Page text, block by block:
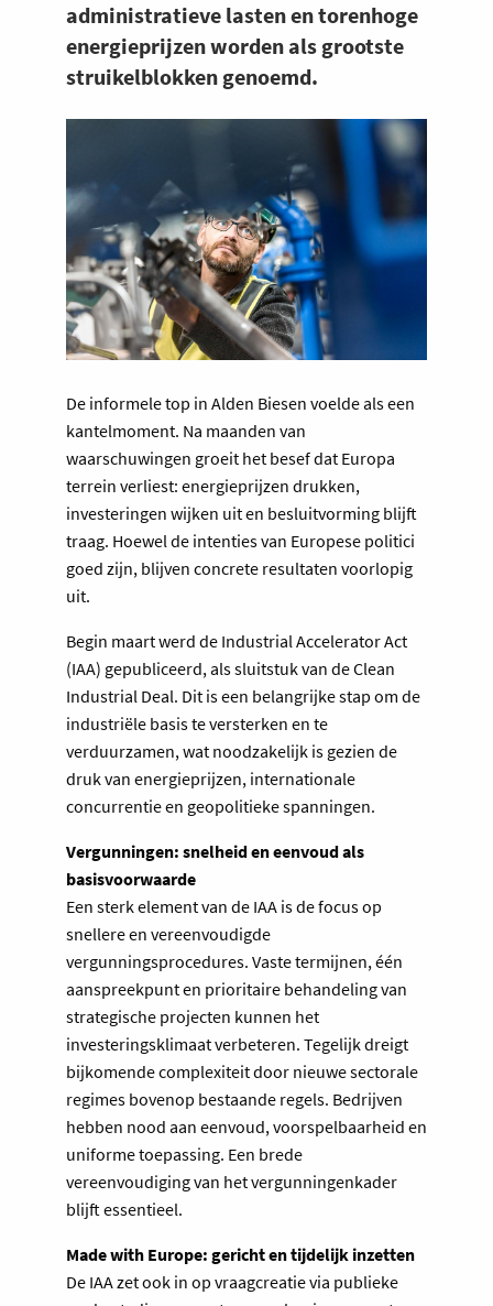
administratieve lasten en torenhoge
energieprijzen worden als grootste
struikelblokken genoemd.
De informele top in Alden Biesen voelde als een
kantelmoment. Na maanden van
waarschuwingen groeit het besef dat Europa
terrein verliest: energieprijzen drukken,
investeringen wijken uit en besluitvorming blijft
traag. Hoewel de intenties van Europese politici
goed zijn, blijven concrete resultaten voorlopig
uit.
Begin maart werd de Industrial Accelerator Act
(IAA) gepubliceerd, als sluitstuk van de Clean
Industrial Deal. Dit is een belangrijke stap om de
industriële basis te versterken en te
verduurzamen, wat noodzakelijk is gezien de
druk van energieprijzen, internationale
concurrentie en geopolitieke spanningen.
Vergunningen: snelheid en eenvoud als
basisvoorwaarde
Een sterk element van de IAA is de focus op
snellere en vereenvoudigde
vergunningsprocedures. Vaste termijnen, één
aanspreekpunt en prioritaire behandeling van
strategische projecten kunnen het
investeringsklimaat verbeteren. Tegelijk dreigt
bijkomende complexiteit door nieuwe sectorale
regimes bovenop bestaande regels. Bedrijven
hebben nood aan eenvoud, voorspelbaarheid en
uniforme toepassing. Een brede
vereenvoudiging van het vergunningenkader
blijft essentieel.
Made with Europe: gericht en tijdelijk inzetten
De IAA zet ook in op vraagcreatie via publieke